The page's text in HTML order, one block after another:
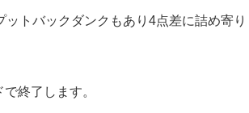
トバックダンクもあり4点差に詰め寄り
終了します。